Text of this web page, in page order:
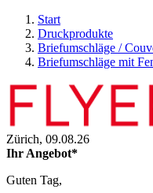
Start
Druckprodukte
Briefumschläge /
Briefumschläge mit
Zürich, 09.08.26
Ihr Angebot*
Guten Tag,